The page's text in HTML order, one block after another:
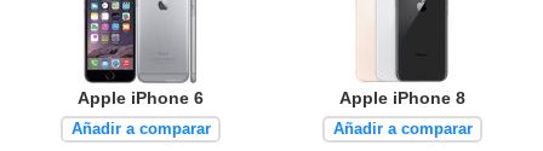
Apple iPhone 6
Añadir a comparar
Apple iPhone 8
Añadir a comparar